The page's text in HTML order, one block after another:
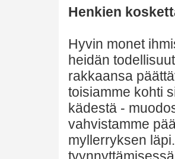
Henkien
Hyvin monet
heidän
rakkaansa
toisiamme kohti
kädestä -
vahvistamme
myllerryksen